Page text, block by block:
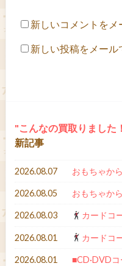
新しいコメントをメ
新しい投稿をメール
こんなの買取りました！
新記事
2026.08.07 おもちゃか
2026.08.05 おもちゃか
2026.08.03 カードコ
2026.08.01 カードコ
2026.08.01 ■CD·DVD